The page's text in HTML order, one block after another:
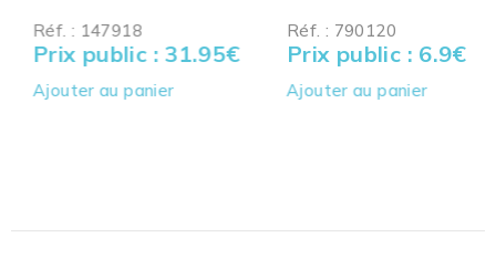
Réf. : 147918
Prix public : 31.95€
Ajouter au panier
Réf. : 790120
Prix public : 6.9€
Ajouter au panier